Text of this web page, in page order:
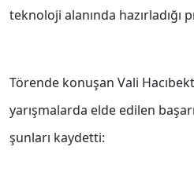
teknoloji alanında hazırladığı
Törende konuşan Vali
yarışmalarda elde edilen
şunları kaydetti: